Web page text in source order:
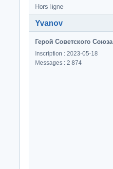
Hors ligne
Yvanov
Герой Советского Союза
Inscription : 2023-05-18
Messages : 2 874